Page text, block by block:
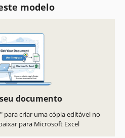
modelo
documento
para criar uma cópia editável no
para Microsoft Excel